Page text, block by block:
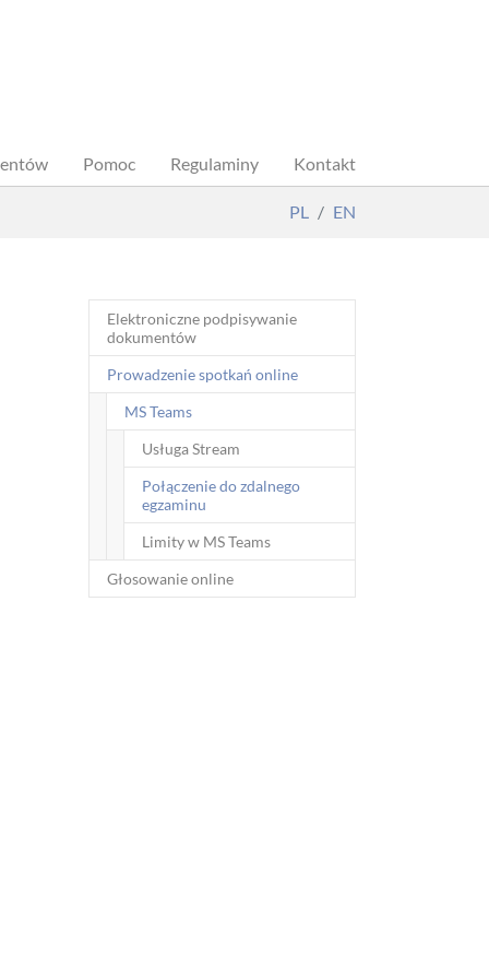
Pomoc Regulaminy Kontakt
PL EN
Elektroniczne podpisywanie
dokumentów
Prowadzenie spotkań online
MS Teams
Usługa Stream
Połączenie do zdalnego
egzaminu
Limity w MS Teams
Głosowanie online